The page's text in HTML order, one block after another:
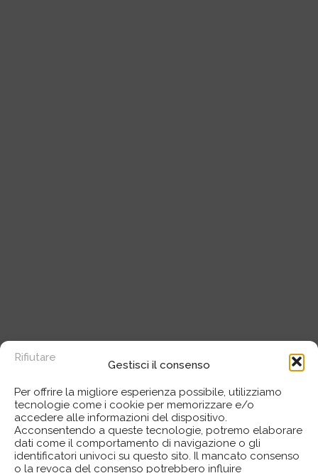
Gestisci il consenso
Per offrire la migliore esperienza possibile, utilizziamo
tecnologie come i cookie per memorizzare e/o
accedere alle informazioni del dispositivo.
Acconsentendo a queste tecnologie, potremo elaborare
dati come il comportamento di navigazione o gli
identificatori univoci su questo sito. Il mancato consenso
o la revoca del consenso potrebbero influire
Rifiutare